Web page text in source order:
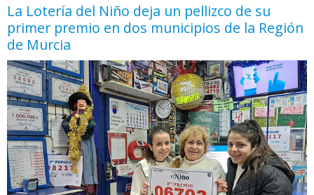
La Lotería del Niño deja un pellizco de su
primer premio en dos municipios de la Región
de Murcia